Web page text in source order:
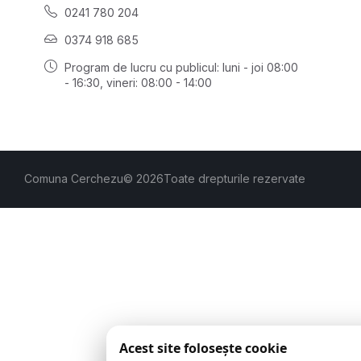
0241 780 204
0374 918 685
Program de lucru cu publicul: luni - joi 08:00
- 16:30 , vineri: 08:00 - 14:00
Comuna Cerchezu© 2026Toate drepturile rezervate
Acest site folosește cookie